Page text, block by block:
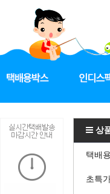
상
택배
초특